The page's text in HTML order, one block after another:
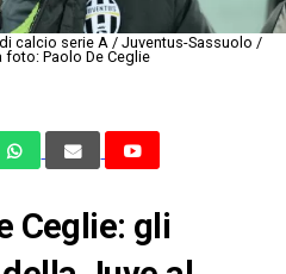
calcio serie A / Juventus-Sassuolo /
Paolo De Ceglie
Ceglie: gli